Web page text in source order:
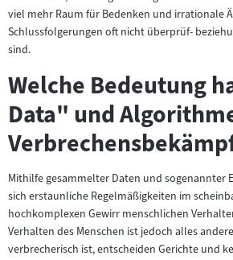
viel mehr Raum für Bedenken und irrationale
Schlussfolgerungen oft nicht überprüf-
sind.
Welche Bedeutung
Data" und
Mithilfe gesammelter Daten und sogenannter
sich erstaunliche Regelmäßigkeiten im
hochkomplexen Gewirr menschlichen
Verhalten des Menschen ist jedoch alles
verbrecherisch ist, entscheiden Gerichte und